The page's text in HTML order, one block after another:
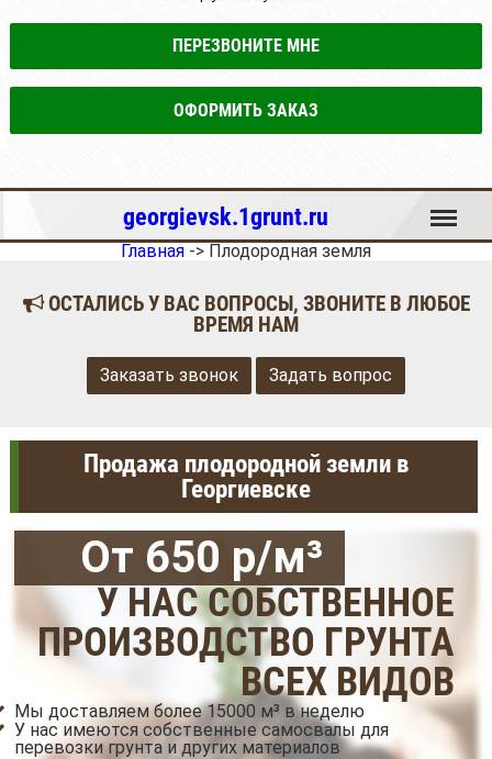
ПЕРЕЗВОНИТЕ МНЕ
ОФОРМИТЬ ЗАКАЗ
georgievsk.1grunt.ru Меню
Главная -> Плодородная земля
ОСТАЛИСЬ У ВАС ВОПРОСЫ, ЗВОНИТЕ В ЛЮБОЕ
ВРЕМЯ НАМ
Заказать звонок Задать вопрос
Продажа плодородной земли в
Георгиевске
От 650 р/м³
У НАС СОБСТВЕННОЕ
ПРОИЗВОДСТВО ГРУНТА
ВСЕХ ВИДОВ
Мы доставляем более 15000 м³ в неделю
У нас имеются собственные самосвалы для
перевозки грунта и других материалов